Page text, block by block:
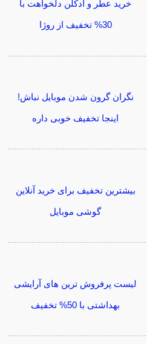
خرید عطر و ادکلن دلخواهت با
30% تخفیف از روژا
نگران گرون شدن موبایل نباش!
اینجا تخفیف خوبی داره
بیشترین تخفیف برای خرید آنلاین
گوشی موبایل
لیست پرفروش ترین های آرایشی
بهداشتی با 50% تخفیف